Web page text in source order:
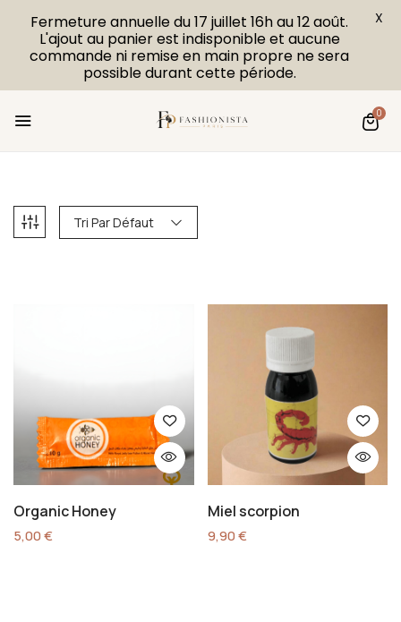
0
Tri Par Défaut
Organic Honey
5,00€
Miel scorpion
9,90€
Fermeture annuelle du 17 juillet 16h au 12 août.
L'ajout au panier est indisponible et aucune
commande ni remise en main propre ne sera
possible durant cette période.
X